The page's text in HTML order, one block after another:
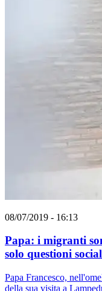
08/07/2019 - 16:13
Papa: i migranti
solo questioni
Papa Francesco,
della sua visita a